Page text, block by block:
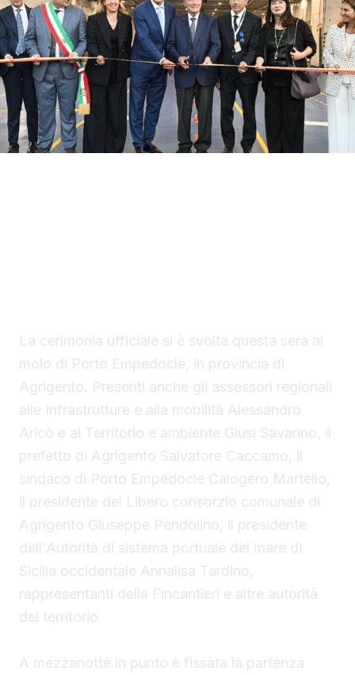
La cerimonia ufficiale si è svolta questa sera al
molo di Porto Empedocle, in provincia di
Agrigento. Presenti anche gli assessori regionali
alle Infrastrutture e alla mobilità Alessandro
Aricò e al Territorio e ambiente Giusi Savarino, il
prefetto di Agrigento Salvatore Caccamo, il
sindaco di Porto Empedocle Calogero Martello,
il presidente del Libero consorzio comunale di
Agrigento Giuseppe Pendolino, il presidente
dell'Autorità di sistema portuale del mare di
Sicilia occidentale Annalisa Tardino,
rappresentanti della Fincantieri e altre autorità
del territorio.
A mezzanotte in punto è fissata la partenza